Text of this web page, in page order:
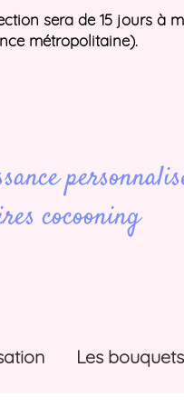
sera de 15 jours à
métropolitaine).
cocooning
Les